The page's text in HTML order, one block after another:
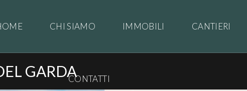
CHI SIAMO IMMOBILI CANTIERI
CONTATTI
GARDA